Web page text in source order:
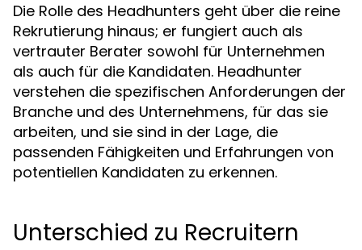
Die Rolle des Headhunters geht über die reine
Rekrutierung hinaus; er fungiert auch als
vertrauter Berater sowohl für Unternehmen
als auch für die Kandidaten. Headhunter
verstehen die spezifischen Anforderungen der
Branche und des Unternehmens, für das sie
arbeiten, und sie sind in der Lage, die
passenden Fähigkeiten und Erfahrungen von
potentiellen Kandidaten zu erkennen.
Unterschied zu Recruitern